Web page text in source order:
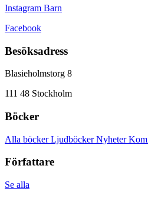
Instagram Barn
Facebook
Besöksadress
Blasieholmstorg 8
111 48 Stockholm
Böcker
Alla böckerLjudböckerNyheter
Författare
Se alla